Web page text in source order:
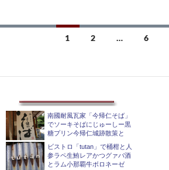
ナ
ゲ
ー
シ
1 2 … 6
南國耐風瓦家「今帰仁そば」
でソーキそばにじゅーしー黒
糖プリン今帰仁城跡散策と
ビストロ「tutan」で桶柑と人
参ラペ生鮪レアかつグァバ酒
とラム小那覇牛ボロネーゼ